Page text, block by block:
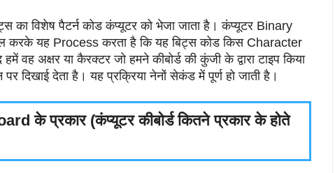
का विशेष पैटर्न कोड कंप्यूटर को भेजा जाता है। कंप्यूटर Binary
करके यह Process करता है कि यह बिट्स कोड किस Character
वह अक्षर या कैरक्टर जो हमने कीबोर्ड की कुंजी के द्वारा टाइप किया
दिखाई देता है। यह प्रक्रिया नेनों सेकंड में पूर्ण हो जाती है।
के प्रकार (कंप्यूटर कीबोर्ड कितने प्रकार के होते